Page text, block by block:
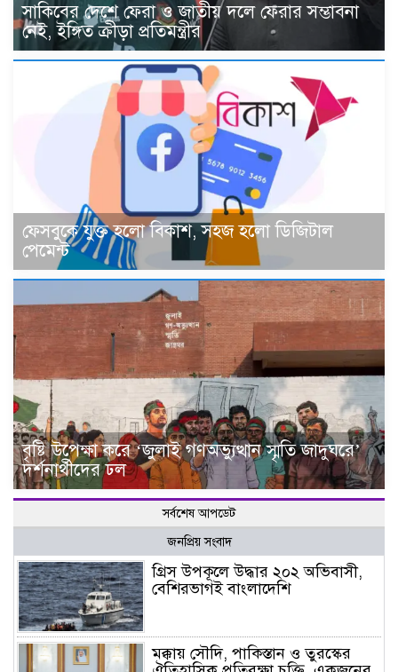
সাকিবের দেশে ফেরা ও জাতীয় দলে ফেরার সম্ভাবনা
নেই, ইঙ্গিত ক্রীড়া প্রতিমন্ত্রীর
ফেসবুকে যুক্ত হলো বিকাশ, সহজ হলো ডিজিটাল
পেমেন্ট
বৃষ্টি উপেক্ষা করে ‘জুলাই গণঅভ্যুত্থান স্মৃতি জাদুঘরে’
দর্শনার্থীদের ঢল
সর্বশেষ আপডেট
জনপ্রিয় সংবাদ
গ্রিস উপকূলে উদ্ধার ২০২ অভিবাসী,
বেশিরভাগই বাংলাদেশি
মক্কায় সৌদি, পাকিস্তান ও তুরস্কের